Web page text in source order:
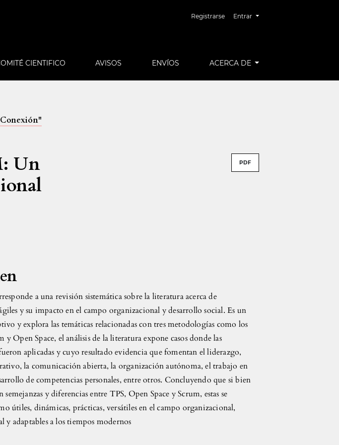
Registrarse Entrar
CIENTIFICO AVISOS ENVÍOS ACERCA DE
Un
PDF
a una revisión sistemática sobre la literatura acerca de
y su impacto en el campo organizacional y desarrollo social. Es un
y explora las temáticas relacionadas con tres metodologías como los
y Open Space, el análisis de la literatura expone casos donde las
aplicadas y cuyo resultado evidencia que fomentan el liderazgo,
la comunicación abierta, la organización autónoma, el trabajo en
de competencias personales, entre otros. Concluyendo que si bien
semejanzas y diferencias entre TPS, Open Space y Scrum, estas se
útiles, dinámicas, prácticas, versátiles en el campo organizacional,
y adaptables a los tiempos modernos